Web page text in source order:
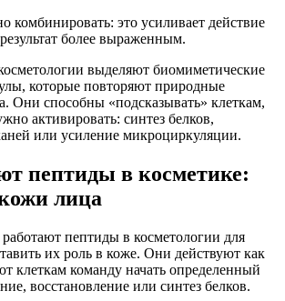
комбинировать: это усиливает действие
более выраженным.
выделяют биомиметические
которые повторяют природные
Они способны «подсказывать» клеткам,
активировать: синтез белков,
или усиление микроциркуляции.
пептиды в косметике:
лица
пептиды в косметологии для
их роль в коже. Они действуют как
клеткам команду начать определенный
восстановление или синтез белков.